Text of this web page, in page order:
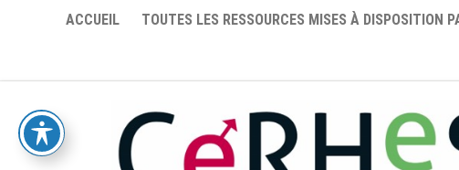
ACCUEIL TOUTES LES RESSOURCES MISES À DISPOSITION